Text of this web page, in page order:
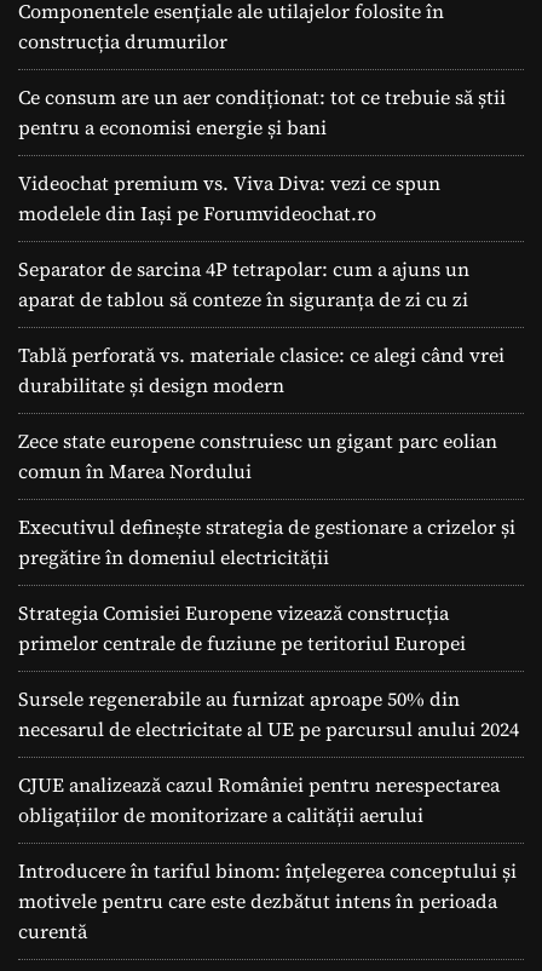
Componentele esențiale ale utilajelor folosite în
construcția drumurilor
Ce consum are un aer condiționat: tot ce trebuie să știi
pentru a economisi energie și bani
Videochat premium vs. Viva Diva: vezi ce spun
modelele din Iași pe Forumvideochat.ro
Separator de sarcina 4P tetrapolar: cum a ajuns un
aparat de tablou să conteze în siguranța de zi cu zi
Tablă perforată vs. materiale clasice: ce alegi când vrei
durabilitate și design modern
Zece state europene construiesc un gigant parc eolian
comun în Marea Nordului
Executivul definește strategia de gestionare a crizelor și
pregătire în domeniul electricității
Strategia Comisiei Europene vizează construcția
primelor centrale de fuziune pe teritoriul Europei
Sursele regenerabile au furnizat aproape 50% din
necesarul de electricitate al UE pe parcursul anului 2024
CJUE analizează cazul României pentru nerespectarea
obligațiilor de monitorizare a calității aerului
Introducere în tariful binom: înțelegerea conceptului și
motivele pentru care este dezbătut intens în perioada
curentă